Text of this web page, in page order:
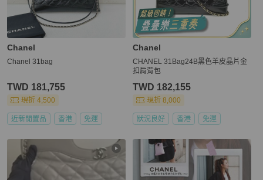
Chanel
Chanel 31bag
TWD 181,755
現折 4,500
近新閒置品 香港 免運
Chanel
CHANEL 31Bag24B黑色羊皮晶片金
扣肩背包
TWD 182,155
現折 8,000
狀況良好 香港 免運